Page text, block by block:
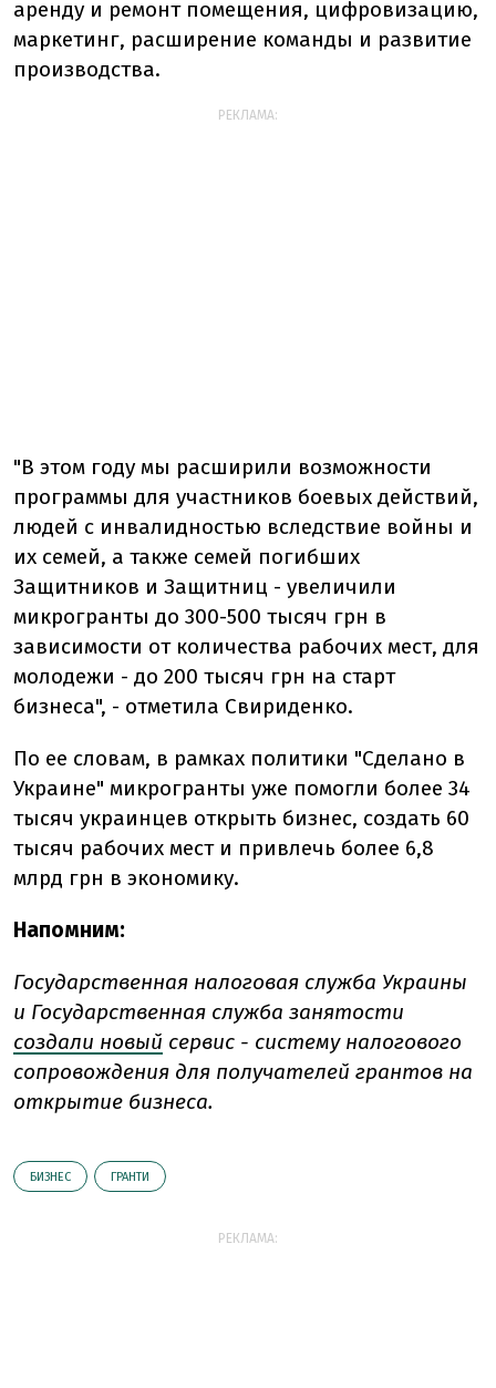
аренду и ремонт помещения, цифровизацию,
маркетинг, расширение команды и развитие
производства.
РЕКЛАМА:
"В этом году мы расширили возможности
программы для участников боевых действий,
людей с инвалидностью вследствие войны и
их семей, а также семей погибших
Защитников и Защитниц - увеличили
микрогранты до 300-500 тысяч грн в
зависимости от количества рабочих мест, для
молодежи - до 200 тысяч грн на старт
бизнеса", - отметила Свириденко.
По ее словам, в рамках политики "Сделано в
Украине" микрогранты уже помогли более 34
тысяч украинцев открыть бизнес, создать 60
тысяч рабочих мест и привлечь более 6,8
млрд грн в экономику.
Напомним:
Государственная налоговая служба Украины
и Государственная служба занятости
создали новый сервис - систему налогового
сопровождения для получателей грантов на
открытие бизнеса.
БИЗНЕС ГРАНТИ
РЕКЛАМА: